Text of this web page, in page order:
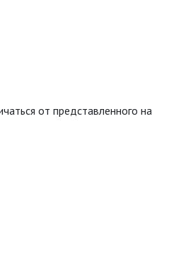
от представленного на